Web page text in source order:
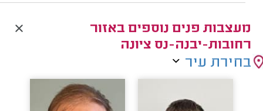
מעצבות פנים נוספים באזור
רחובות-יבנה-נס ציונה
בחירת עיר